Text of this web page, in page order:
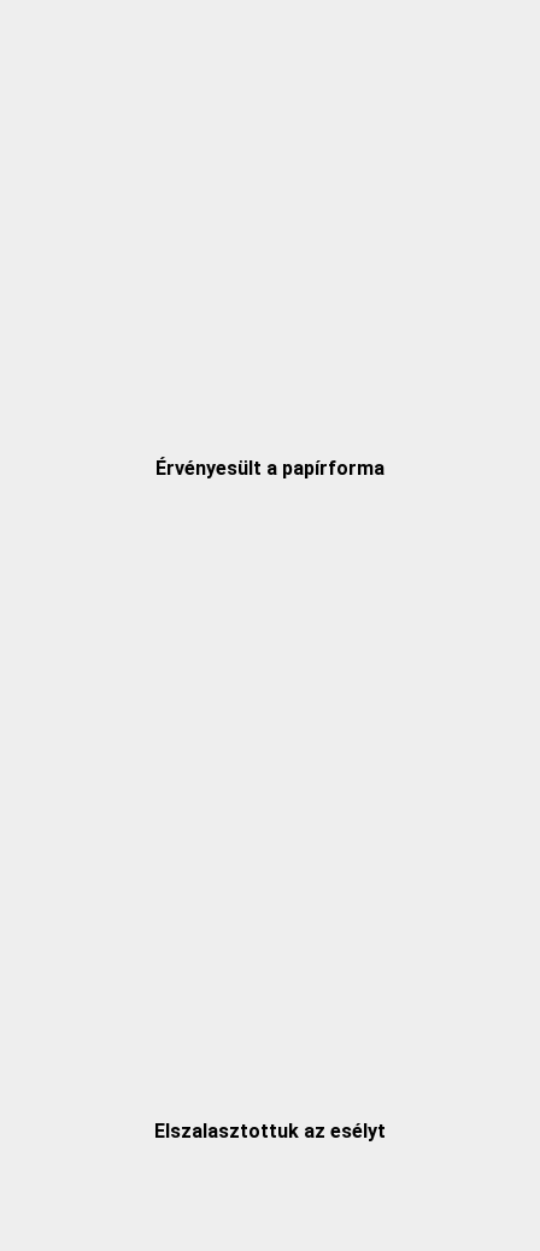
Érvényesült a papírforma
Elszalasztottuk az esélyt